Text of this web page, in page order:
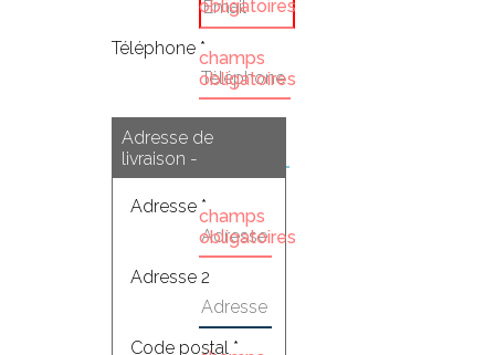
obligatoires
Téléphone *champs
obligatoires
Adresse de
livraison -
Adresse *champs
obligatoires
Adresse 2
Code postal *
Pays *